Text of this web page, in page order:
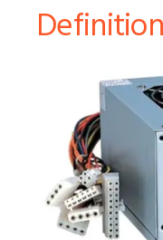
Definition